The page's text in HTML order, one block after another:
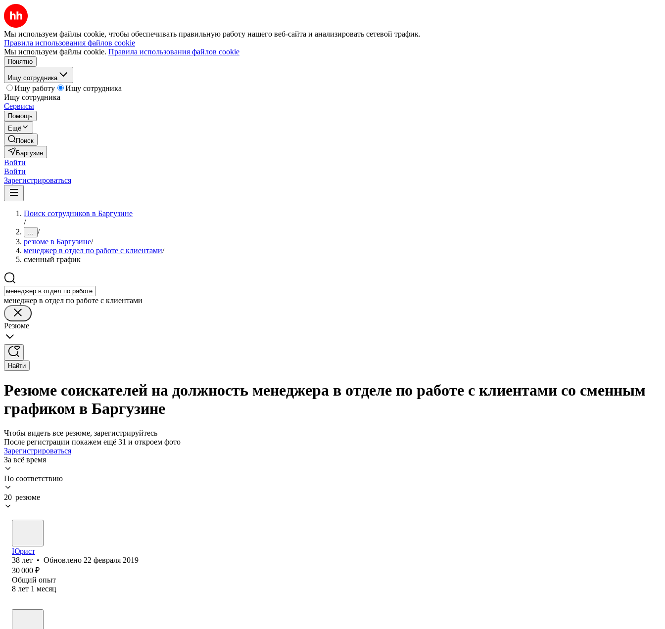
Мы используем файлы cookie, чтобы обеспечивать правильную работу нашего веб-сайта и анализировать сетевой трафик.
Правила использования файлов cookie
Мы используем файлы cookie. Правила использования файлов cookie
Понятно
Ищу сотрудника
Ищу работу
Ищу сотрудника
Ищу сотрудника
Сервисы
Помощь
Ещё
Поиск
Баргузин
Войти
Войти
Зарегистрироваться
Поиск сотрудников в Баргузине
/
... /
резюме в Баргузине/
менеджер в отдел по работе с клиентами/
сменный график
менеджер в отдел по работе с клиентами
Резюме
Найти
Резюме соискателей на должность менеджера в отделе по работе с клиентами со сменным
графиком в Баргузине
Чтобы видеть все резюме, зарегистрируйтесь
После регистрации покажем ещё 31 и откроем фото
Зарегистрироваться
За всё время
По соответствию
20 резюме
Юрист
38 лет • Обновлено 22 февраля 2019
30 000 ₽
Общий опыт
8 лет 1 месяц